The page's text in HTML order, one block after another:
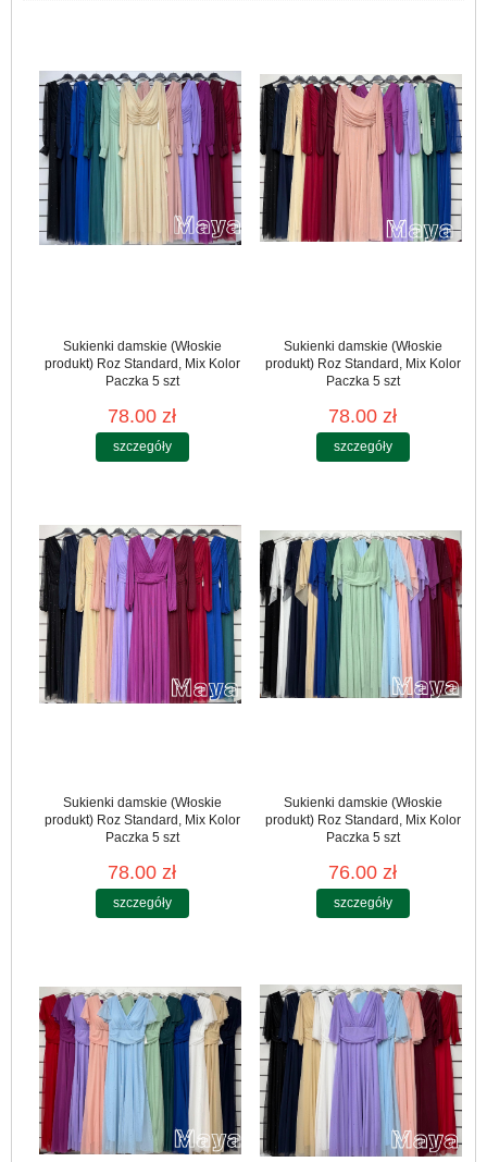
Sukienki damskie (Włoskie
produkt) Roz Standard, Mix Kolor
Paczka 5 szt
78.00 zł
szczegóły
Sukienki damskie (Włoskie
produkt) Roz Standard, Mix Kolor
Paczka 5 szt
78.00 zł
szczegóły
Sukienki damskie (Włoskie
produkt) Roz Standard, Mix Kolor
Paczka 5 szt
78.00 zł
szczegóły
Sukienki damskie (Włoskie
produkt) Roz Standard, Mix Kolor
Paczka 5 szt
76.00 zł
szczegóły